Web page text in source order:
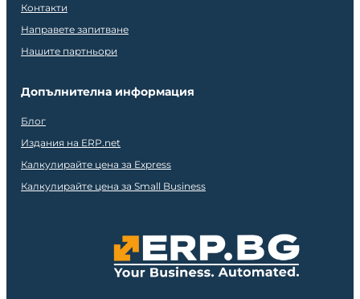
Контакти
Направете запитване
Нашите партньори
Допълнителна информация
Блог
Издания на ERP.net
Калкулирайте цена за Express
Калкулирайте цена за Small Business